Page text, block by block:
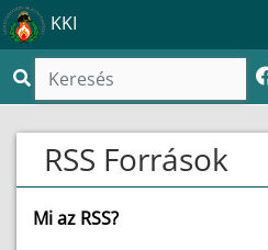
KKI
RSS Források
Mi az RSS?